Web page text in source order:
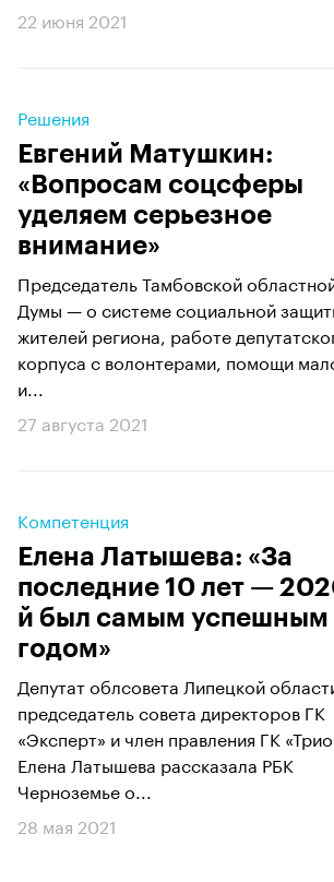
22 июня 2021
Решения
Евгений Матушкин:
«Вопросам соцсферы
уделяем серьезное
внимание»
Председатель Тамбовской
Думы — о системе социальной
жителей региона, работе
корпуса с волонтерами, помощи
и...
27 августа 2021
Компетенция
Елена Латышева: «За
последние 10 лет —
й был самым успешным
годом»
Депутат облсовета Липецкой
председатель совета директоров ГК
«Эксперт» и член правления ГК
Елена Латышева рассказала РБК
Черноземье о...
28 мая 2021